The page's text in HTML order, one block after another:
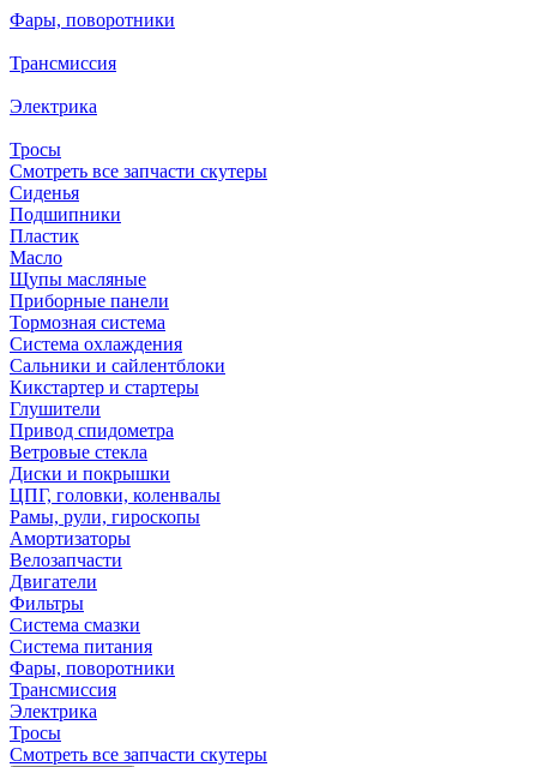
Фары, поворотники
Трансмиссия
Электрика
Тросы
Смотреть все запчасти скутеры
Сиденья
Подшипники
Пластик
Масло
Щупы масляные
Приборные панели
Тормозная система
Система охлаждения
Сальники и сайлентблоки
Кикстартер и стартеры
Глушители
Привод спидометра
Ветровые стекла
Диски и покрышки
ЦПГ, головки, коленвалы
Рамы, рули, гироскопы
Амортизаторы
Велозапчасти
Двигатели
Фильтры
Система смазки
Система питания
Фары, поворотники
Трансмиссия
Электрика
Тросы
Смотреть все запчасти скутеры